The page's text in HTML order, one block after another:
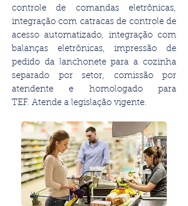
controle de comandas eletrônicas,
integração com catracas de controle de
acesso automatizado, integração com
balanças eletrônicas, impressão de
pedido da lanchonete para a cozinha
separado por setor, comissão por
atendente e homologado para
TEF. Atende a legislação vigente.